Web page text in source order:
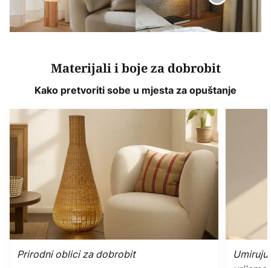
Materijali i boje za dobrobit
Kako pretvoriti sobe u mjesta za opuštanje
Prirodni oblici za dobrobit